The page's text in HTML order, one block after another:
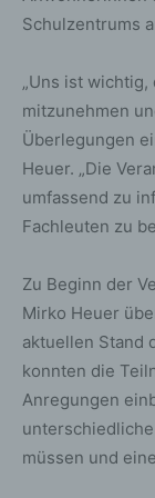
Schulzentrums
„Uns ist
mitzunehmen
Überlegungen
Heuer. „Die
umfassend zu
Fachleuten zu
Zu Beginn der
Mirko Heuer
aktuellen Stand
konnten die
Anregungen
müssen und